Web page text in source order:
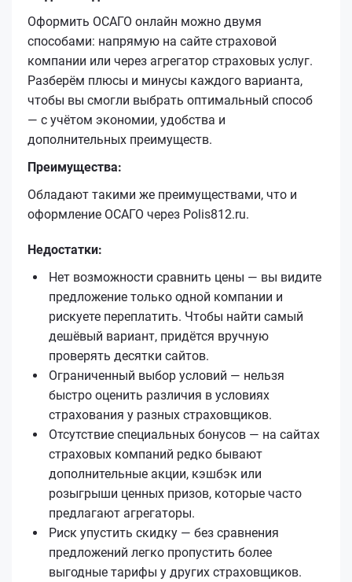
Оформить ОСАГО онлайн можно двумя
способами: напрямую на сайте страховой
компании или через агрегатор страховых услуг.
Разберём плюсы и минусы каждого варианта,
чтобы вы смогли выбрать оптимальный способ
— с учётом экономии, удобства и
дополнительных преимуществ.
Преимущества:
Обладают такими же преимуществами, что и
оформление ОСАГО через Polis812.ru.
Недостатки:
Нет возможности сравнить цены — вы видите
предложение только одной компании и
рискуете переплатить. Чтобы найти самый
дешёвый вариант, придётся вручную
проверять десятки сайтов.
Ограниченный выбор условий — нельзя
быстро оценить различия в условиях
страхования у разных страховщиков.
Отсутствие специальных бонусов — на сайтах
страховых компаний редко бывают
дополнительные акции, кэшбэк или
розыгрыши ценных призов, которые часто
предлагают агрегаторы.
Риск упустить скидку — без сравнения
предложений легко пропустить более
выгодные тарифы у других страховщиков.